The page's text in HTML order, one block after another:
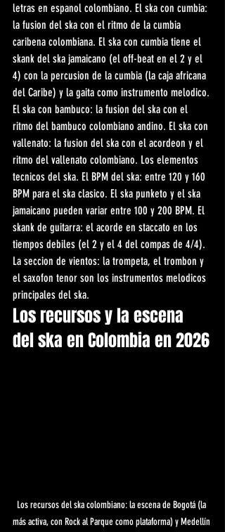
letras en espanol colombiano. El ska con cumbia:
la fusion del ska con el ritmo de la cumbia
caribena colombiana. El ska con cumbia tiene el
skank del ska jamaicano (el off-beat en el 2 y el
4) con la percusion de la cumbia (la caja africana
del Caribe) y la gaita como instrumento melodico.
El ska con bambuco: la fusion del ska con el
ritmo del bambuco colombiano andino. El ska con
vallenato: la fusion del ska con el acordeon y el
ritmo del vallenato colombiano. Los elementos
tecnicos del ska. El BPM del ska: entre 120 y 160
BPM para el ska clasico. El ska punketo y el ska
jamaicano pueden variar entre 100 y 200 BPM. El
skank de guitarra: el acorde en staccato en los
tiempos debiles (el 2 y el 4 del compas de 4/4).
La seccion de vientos: la trompeta, el trombon y
el saxofon tenor son los instrumentos melodicos
principales del ska.
Los recursos y la escena
del ska en Colombia en 2026
Los recursos del ska colombiano: la escena de Bogotá (la
más activa, con Rock al Parque como plataforma) y Medellín